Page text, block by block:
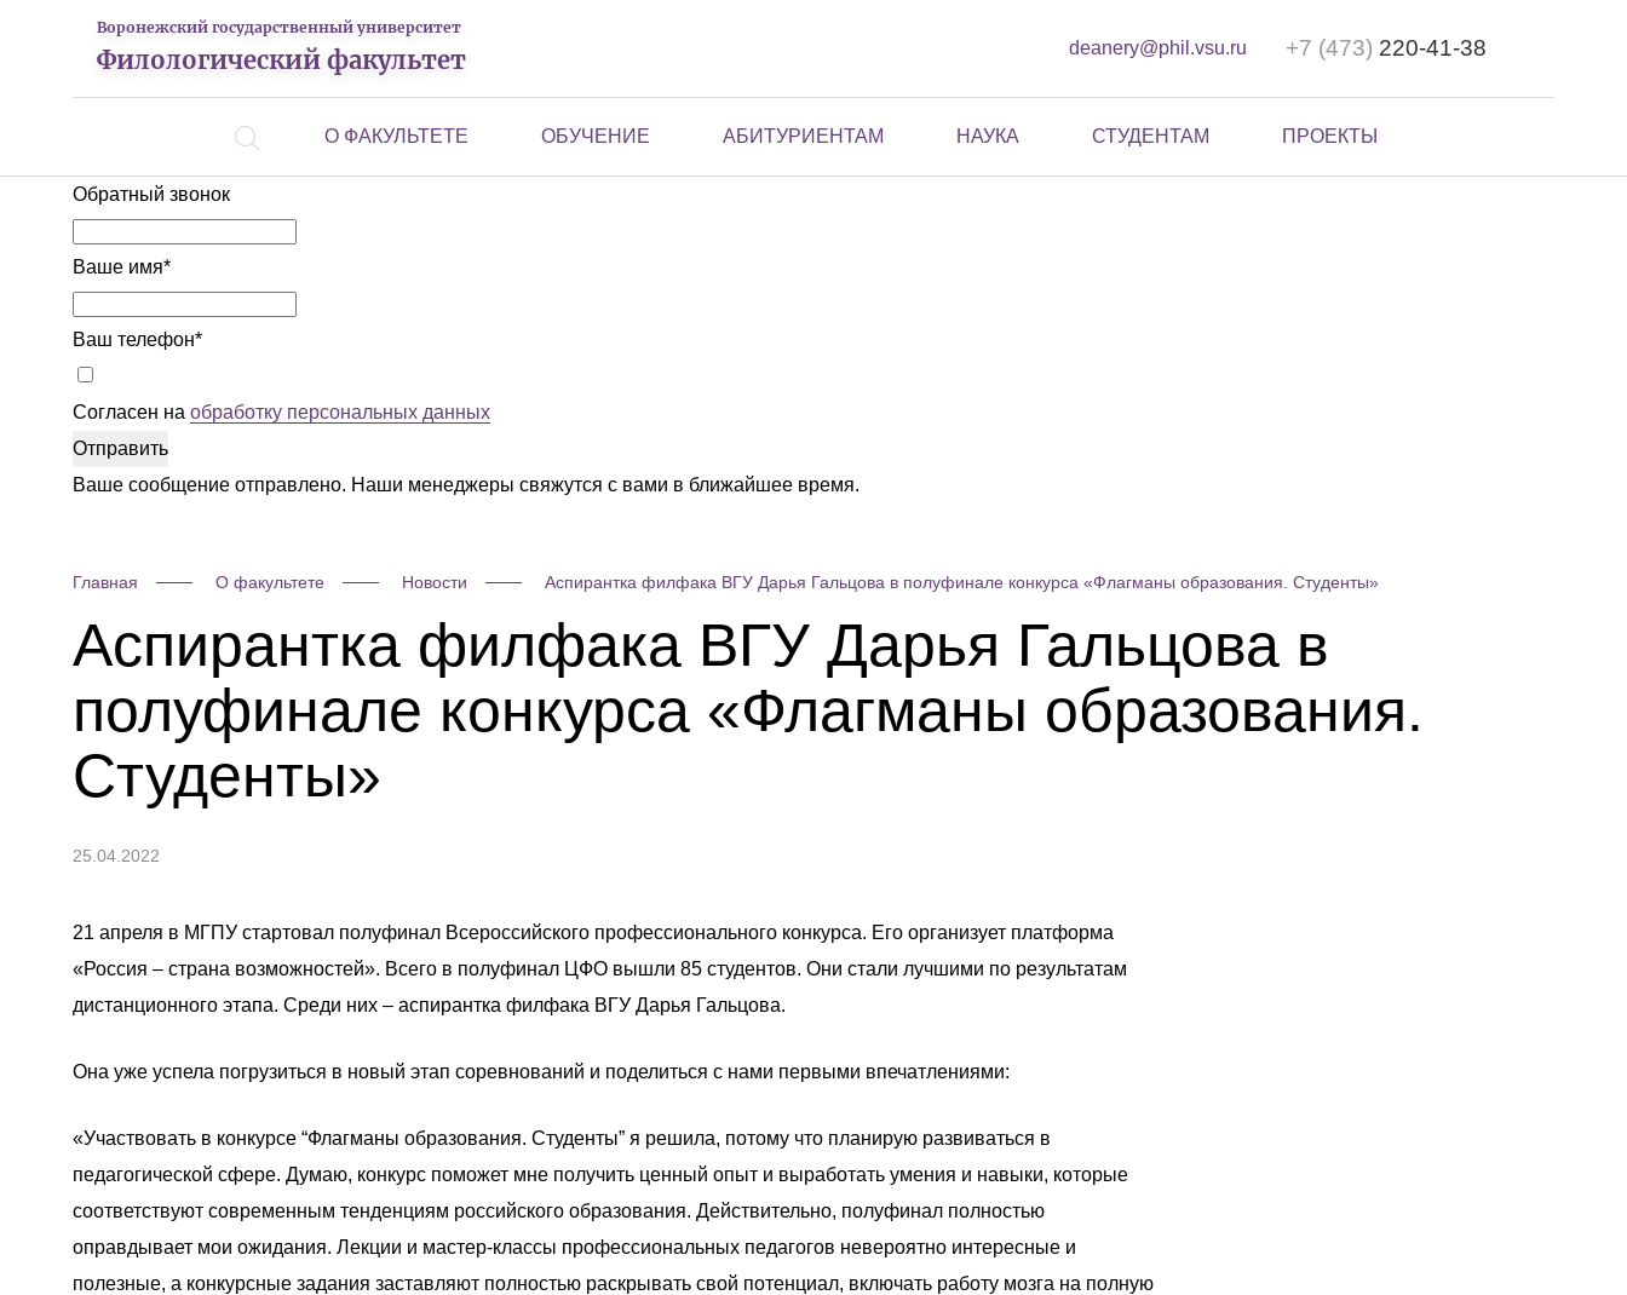
Воронежский государственный университет
Филологический факультет deanery@phil.vsu.ru +7 (473) 220-41-38
О ФАКУЛЬТЕТЕ ОБУЧЕНИЕ АБИТУРИЕНТАМ НАУКА СТУДЕНТАМ ПРОЕКТЫ
Обратный звонок
Ваше имя*
Ваш телефон*
Согласен на обработку персональных данных
Отправить
Ваше сообщение отправлено. Наши менеджеры свяжутся с вами в ближайшее время.
Главная О факультете Новости Аспирантка филфака ВГУ Дарья Гальцова в полуфинале конкурса «Флагманы образования. Студенты»
Аспирантка филфака ВГУ Дарья Гальцова в
полуфинале конкурса «Флагманы образования.
Студенты»
25.04.2022
21 апреля в МГПУ стартовал полуфинал Всероссийского профессионального конкурса. Его организует платформа
«Россия – страна возможностей». Всего в полуфинал ЦФО вышли 85 студентов. Они стали лучшими по результатам
дистанционного этапа. Среди них – аспирантка филфака ВГУ Дарья Гальцова.
Она уже успела погрузиться в новый этап соревнований и поделиться с нами первыми впечатлениями:
«Участвовать в конкурсе “Флагманы образования. Студенты” я решила, потому что планирую развиваться в
педагогической сфере. Думаю, конкурс поможет мне получить ценный опыт и выработать умения и навыки, которые
соответствуют современным тенденциям российского образования. Действительно, полуфинал полностью
оправдывает мои ожидания. Лекции и мастер-классы профессиональных педагогов невероятно интересные и
полезные, а конкурсные задания заставляют полностью раскрывать свой потенциал, включать работу мозга на полную